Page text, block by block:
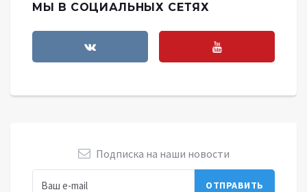
МЫ В СОЦИАЛЬНЫХ СЕТЯХ
Подписка на наши новости